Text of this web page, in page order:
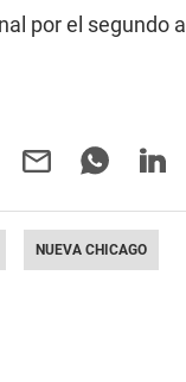
por el segundo
NUEVA CHICAGO